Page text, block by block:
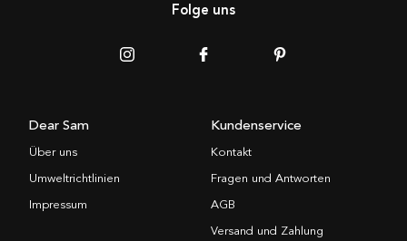
Folge uns
Dear Sam
Über uns
Umweltrichtlinien
Impressum
Kundenservice
Kontakt
Fragen und Antworten
AGB
Versand und Zahlung